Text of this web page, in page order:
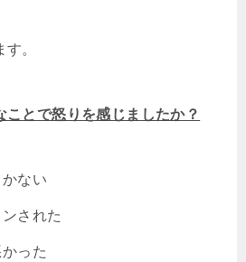
。
ことで怒りを感じましたか？
ない
された
った